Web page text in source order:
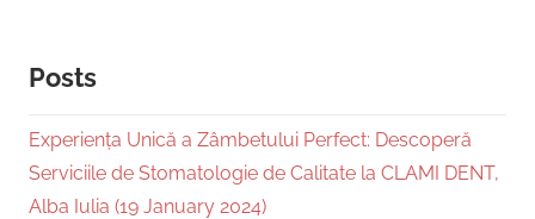
Posts
Experiența Unică a Zâmbetului Perfect: Descoperă
Serviciile de Stomatologie de Calitate la CLAMI DENT,
Alba Iulia (19 January 2024)